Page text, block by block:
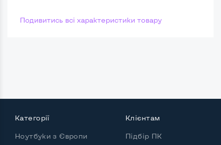
Подивитись всі характеристики товару
Категорії
Ноутбуки з Європи
Клієнтам
Підбір ПК